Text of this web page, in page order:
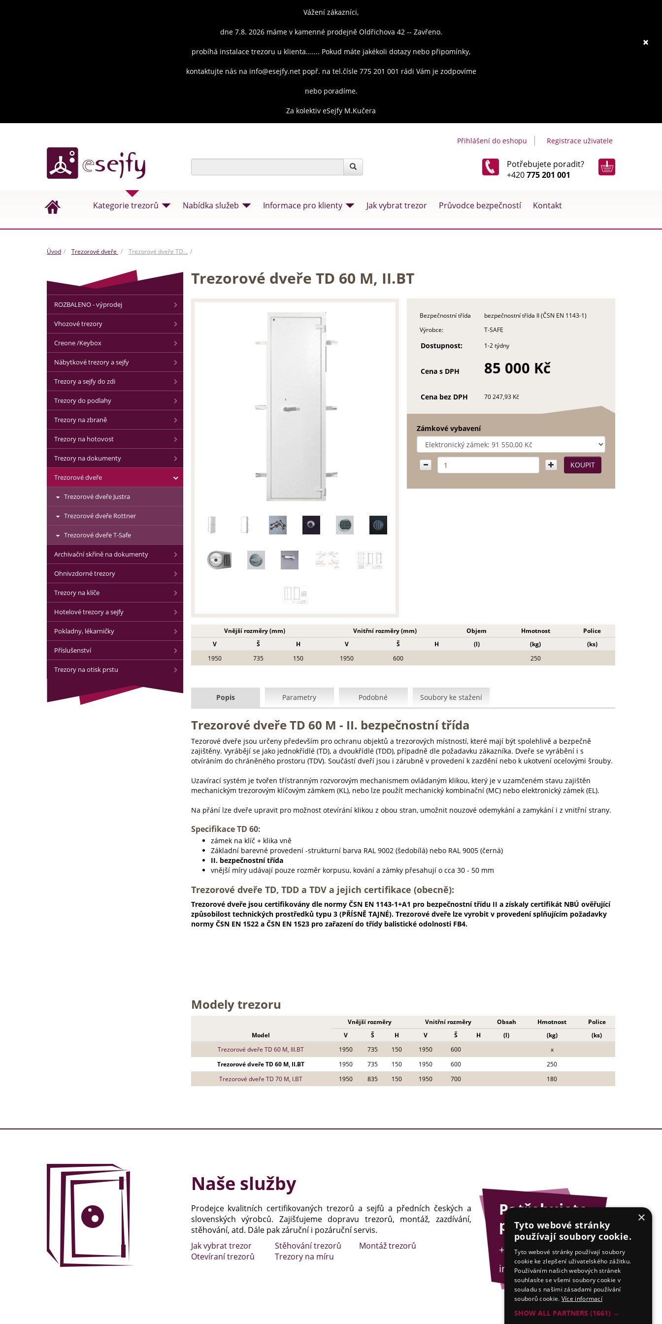
×
Vážení zákazníci,
dne 7.8. 2026 máme v kamenné prodejně Oldřichova 42 -- Zavřeno.
probíhá instalace trezoru u klienta....... Pokud máte jakékoli dotazy nebo připomínky,
kontaktujte nás na info@esejfy.net popř. na tel.čísle 775 201 001 rádi Vám je zodpovíme
nebo poradíme.
Za kolektiv eSejfy M.Kučera
Přihlášení do eshopu Registrace uživatele
Potřebujete poradit?
+420775 201 001
Kategorie trezorů Nabídka služeb Informace pro klienty Jak vybrat trezor Průvodce bezpečností Kontakt
Úvod Trezorové dveře Trezorové dveře TD…
Trezorové dveře TD 60 M, II.BT
Bezpečnostní třída
bezpečnostní třída II (ČSN EN 1143-1)
Výrobce:
T-SAFE
Dostupnost: 1-2 týdny
Cena s DPH 85 000 Kč
Cena bez DPH 70 247,93 Kč
Zámkové vybavení
Vnější rozměry (mm) Vnitřní rozměry (mm) Objem Hmotnost
Police
V
Š H V Š H (l) (kg)
(ks)
1950
735 150 1950 600 250
Popis Parametry Podobné Soubory ke stažení
Trezorové dveře TD 60 M - II. bezpečnostní třída
Tezorové dveře jsou určeny především pro ochranu objektů a trezorových místností, které mají být spolehlivě a bezpečně
zajištěny. Vyrábějí se jako jednokřídlé (TD), a dvoukřídlé (TDD), případně dle požadavku zákazníka. Dveře se vyrábění i s
otvíráním do chráněného prostoru (TDV). Součástí dveří jsou i zárubně v provedení k zazdění nebo k ukotvení ocelovými šrouby.
Uzavírací systém je tvořen třístranným rozvorovým mechanismem ovládaným klikou, který je v uzamčeném stavu zajištěn
mechanickým trezorovým klíčovým zámkem (KL), nebo lze použít mechanický kombinační (MC) nebo elektronický zámek (EL).
Na přání lze dveře upravit pro možnost otevírání klikou z obou stran, umožnit nouzové odemykání a zamykání i z vnitřní strany.
Specifikace TD 60:
zámek na klíč + klika vně
Základní barevné provedení -strukturní barva RAL 9002 (šedobílá) nebo RAL 9005 (černá)
II. bezpečnostní třída
vnější míry udávají pouze rozměr korpusu, kování a zámky přesahují o cca 30 - 50 mm
Trezorové dveře TD, TDD a TDV a jejich certifikace (obecně):
Trezorové dveře jsou certifikovány dle normy ČSN EN 1143-1+A1 pro bezpečnostní třídu II a získaly certifikát NBÚ ověřující
způsobilost technických prostředků typu 3 (PŘÍSNĚ TAJNÉ). Trezorové dveře lze vyrobit v provedení splňujícím požadavky
normy ČSN EN 1522 a ČSN EN 1523 pro zařazení do třídy balistické odolnosti FB4.
Modely trezoru
Model
Vnější rozměry Vnitřní rozměry Obsah Hmotnost
Police
V
Š H V Š H (l) (kg)
(ks)
Trezorové dveře TD 60 M, III.BT
1950 735 150 1950 600
x
Trezorové dveře TD 60 M, II.BT
1950 735 150 1950 600
250
Trezorové dveře TD 70 M, I.BT
1950 835 150 1950 700 180
ROZBALENO - výprodej
Vhozové trezory
Creone /Keybox
Nábytkové trezory a sejfy
Trezory a sejfy do zdi
Trezory do podlahy
Trezory na zbraně
Trezory na hotovost
Trezory na dokumenty
Trezorové dveře
Trezorové dveře Justra
Trezorové dveře Rottner
Trezorové dveře T-Safe
Archivační skříně na dokumenty
Ohnivzdorné trezory
Trezory na klíče
Hotelové trezory a sejfy
Pokladny, lékarničky
Příslušenství
Trezory na otisk prstu
Naše služby
Prodejce kvalitních certifikovaných trezorů a sejfů a předních českých a
slovenských výrobců. Zajišťujeme dopravu trezorů, montáž, zazdívání,
stěhování, atd. Dále pak záruční i pozáruční servis.
Jak vybrat trezor
Stěhování trezorů
Montáž trezorů
Otevíraní trezorů
Trezory na míru
Potřebujete
poradit?
+420 775 201 001
info@esejfy.net
×
Tyto webové stránky
používají soubory cookie.
Tyto webové stránky používají soubory
cookie ke zlepšení uživatelského zážitku.
Používáním našich webových stránek
souhlasíte se všemi soubory cookie v
souladu s našimi zásadami používání
souborů cookie. Více informací
SHOW ALL PARTNERS (1661) →